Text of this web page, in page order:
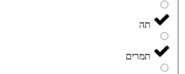
תה
תמרים